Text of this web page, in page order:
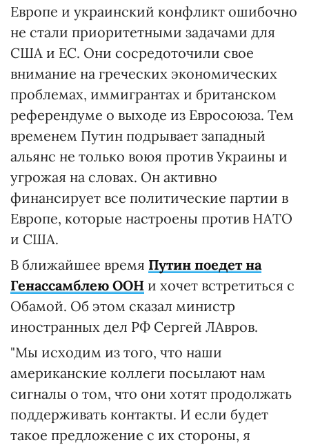
Европе и украинский конфликт ошибочно
не стали приоритетными задачами для
США и ЕС. Они сосредоточили свое
внимание на греческих экономических
проблемах, иммигрантах и британском
референдуме о выходе из Евросоюза. Тем
временем Путин подрывает западный
альянс не только воюя против Украины и
угрожая на словах. Он активно
финансирует все политические партии в
Европе, которые настроены против НАТО
и США.
В ближайшее время Путин поедет на
Генассамблею ООН и хочет встретиться с
Обамой. Об этом сказал министр
иностранных дел РФ Сергей ЛАвров.
"Мы исходим из того, что наши
американские коллеги посылают нам
сигналы о том, что они хотят продолжать
поддерживать контакты. И если будет
такое предложение с их стороны, я